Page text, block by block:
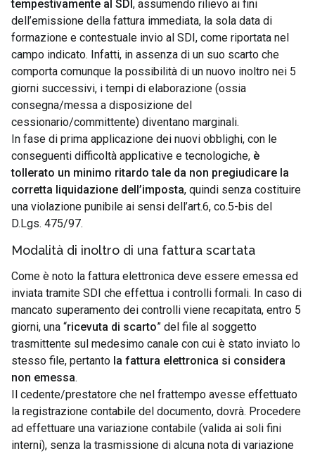
tempestivamente al SDI, assumendo rilievo ai fini
dell’emissione della fattura immediata, la sola data di
formazione e contestuale invio al SDI, come riportata nel
campo indicato. Infatti, in assenza di un suo scarto che
comporta comunque la possibilità di un nuovo inoltro nei 5
giorni successivi, i tempi di elaborazione (ossia
consegna/messa a disposizione del
cessionario/committente) diventano marginali.
In fase di prima applicazione dei nuovi obblighi, con le
conseguenti difficoltà applicative e tecnologiche, è
tollerato un minimo ritardo tale da non pregiudicare la
corretta liquidazione dell’imposta, quindi senza costituire
una violazione punibile ai sensi dell’art.6, co.5-bis del
D.Lgs. 475/97.
Modalità di inoltro di una fattura scartata
Come è noto la fattura elettronica deve essere emessa ed
inviata tramite SDI che effettua i controlli formali. In caso di
mancato superamento dei controlli viene recapitata, entro 5
giorni, una “ricevuta di scarto” del file al soggetto
trasmittente sul medesimo canale con cui è stato inviato lo
stesso file, pertanto la fattura elettronica si considera
non emessa.
Il cedente/prestatore che nel frattempo avesse effettuato
la registrazione contabile del documento, dovrà. Procedere
ad effettuare una variazione contabile (valida ai soli fini
interni), senza la trasmissione di alcuna nota di variazione